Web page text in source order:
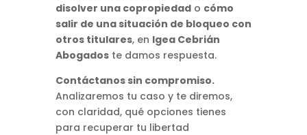
disolver una copropiedado cómo
salir de una situación de bloqueo con
otros titulares, en Igea Cebrián
Abogadoste damos respuesta.
Contáctanos sin compromiso.
Analizaremos tu caso y te diremos,
con claridad, qué opciones tienes
para recuperar tu libertad